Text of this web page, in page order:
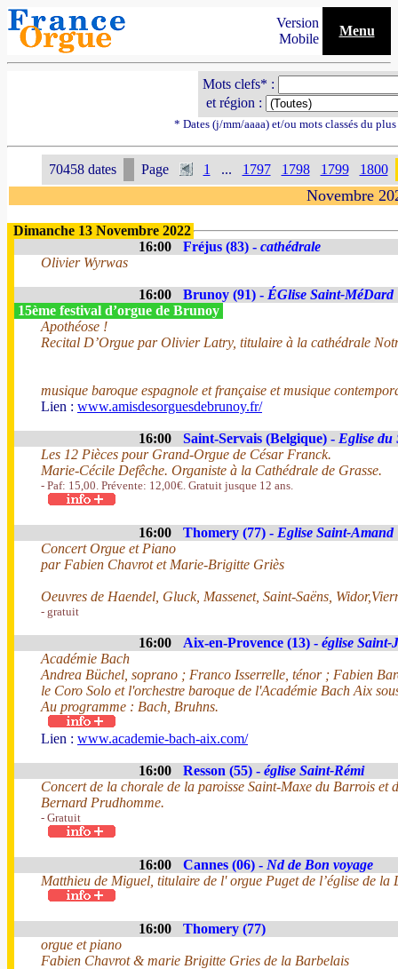
Version
Mobile
Menu
Mots clefs* :
et région :
* Dates (j/mm/aaaa) et/ou mots classés du
70458 dates Page 1 ... 1797 1798 1799 1800
Novembre
Dimanche 13 Novembre 2022
16:00
Fréjus (83) - cathédrale
Olivier Wyrwas
16:00 Brunoy (91) - ÉGlise Saint-MéDard
15ème festival d’orgue de Brunoy
Apothéose !
Recital D’Orgue par Olivier Latry, titulaire à la cathédrale
musique baroque espagnole et française et musique
Lien : www.amisdesorguesdebrunoy.fr/
16:00 Saint-Servais (Belgique) - Eglise du
Les 12 Pièces pour Grand-Orgue de César Franck.
Marie-Cécile Defêche. Organiste à la Cathédrale de Grasse.
- Paf: 15,00. Prévente: 12,00€. Gratuit jusque 12 ans.
16:00 Thomery (77) - Eglise Saint-Amand
Concert Orgue et Piano
par Fabien Chavrot et Marie-Brigitte Griès
Oeuvres de Haendel, Gluck, Massenet, Saint-Saëns,
- gratuit
16:00 Aix-en-Provence (13) - église Saint-
Académie Bach
Andrea Büchel, soprano ; Franco Isserrelle, ténor ; Fabien
le Coro Solo et l'orchestre baroque de l'Académie Bach Aix
Au programme : Bach, Bruhns.
Lien : www.academie-bach-aix.com/
16:00 Resson (55) - église Saint-Rémi
Concert de la chorale de la paroisse Saint-Maxe du Barrois et
Bernard Prudhomme.
- Gratuit
16:00 Cannes (06) - Nd de Bon voyage
Matthieu de Miguel, titulaire de l' orgue Puget de l’église de la
16:00
Thomery (77)
orgue et piano
Fabien Chavrot & marie Brigitte Gries de la Barbelais